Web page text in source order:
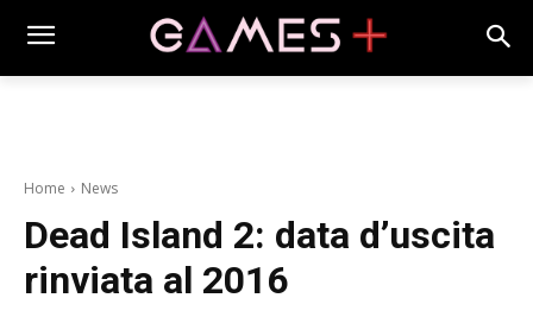
Home News
Dead Island 2: data d’uscita
rinviata al 2016